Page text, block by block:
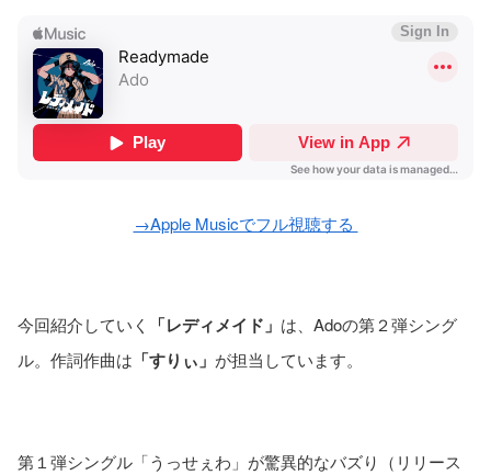
→Apple Musicでフル視聴する
今回紹介していく 「レディメイド」 は、Adoの第２弾シング
ル。作詞作曲は 「すりぃ」 が担当しています。
第１弾シングル「うっせぇわ」が驚異的なバズり（リリース